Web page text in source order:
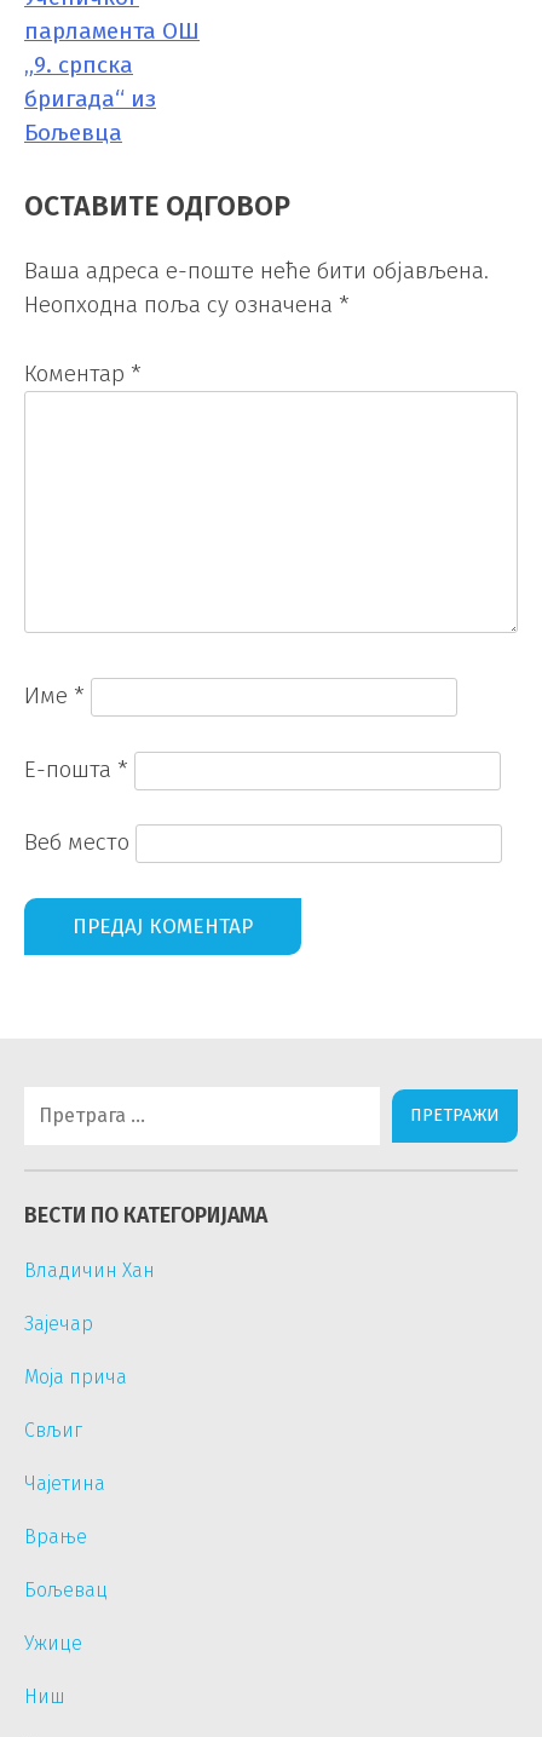
парламента ОШ
„9. српска
бригада“ из
Бољевца
ОСТАВИТЕ ОДГОВОР
Ваша адреса е-поште неће бити објављена.
Неопходна поља су означена *
Коментар *
Име *
Е-пошта *
Веб место
за:
ВЕСТИ ПО КАТЕГОРИЈАМА
Владичин Хан
Зајечар
Моја прича
Свљиг
Чајетина
Врање
Бољевац
Ужице
Ниш